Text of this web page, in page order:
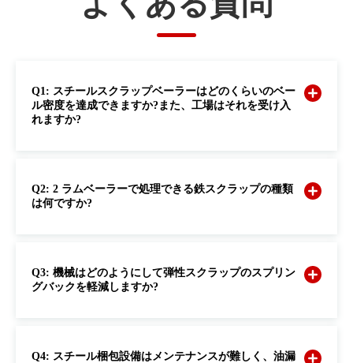
Q1: スチールスクラップベーラーはどのくらいのベー
ル密度を達成できますか?また、工場はそれを受け入
れますか?
Q2: 2 ラムベーラーで処理できる鉄スクラップの種類
は何ですか?
Q3: 機械はどのようにして弾性スクラップのスプリン
グバックを軽減しますか?
Q4: スチール梱包設備はメンテナンスが難しく、油漏